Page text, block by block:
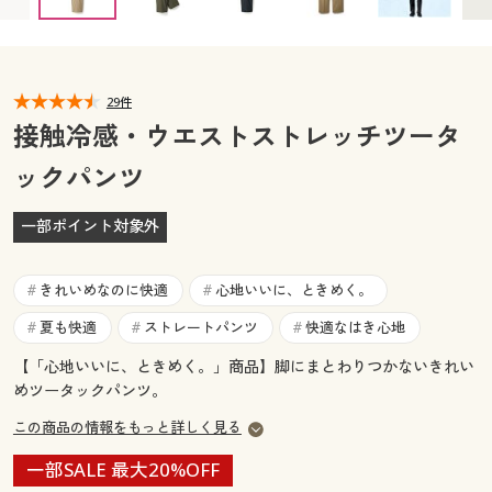
マイページ
閲覧履歴
お気に入り
サポート
ご利用ガイド
よくある質問とお問い合わせ
閲覧履歴
お気に入り
サポート
よくある質問とお問い合わせ
29件
接触冷感・ウエストストレッチツータ
ックパンツ
一部ポイント対象外
# きれいめなのに快適 # 心地いいに、ときめく。
# 夏も快適 # ストレートパンツ # 快適なはき心地
【「心地いいに、ときめく。」商品】脚にまとわりつかないきれい
めツータックパンツ。
この商品の情報をもっと詳しく見る
一部SALE 最大20%OFF